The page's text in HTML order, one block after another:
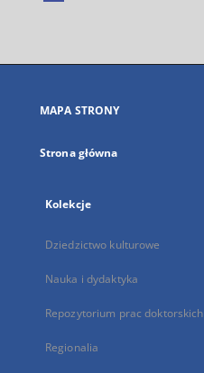
się
karcie
MAPA STRONY
Strona główna
Kolekcje
Dziedzictwo kulturowe
Nauka i dydaktyka
Repozytorium prac doktorskich
Regionalia